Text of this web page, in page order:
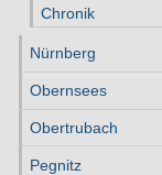
Chronik
Nürnberg
Obernsees
Obertrubach
Pegnitz